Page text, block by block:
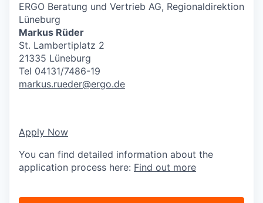
ERGO Beratung und Vertrieb AG, Regionaldirektion
Lüneburg
Markus Rüder
St. Lambertiplatz 2
21335 Lüneburg
Tel 04131/7486-19
markus.rueder@ergo.de
Apply Now
You can find detailed information about the
application process here: Find out more